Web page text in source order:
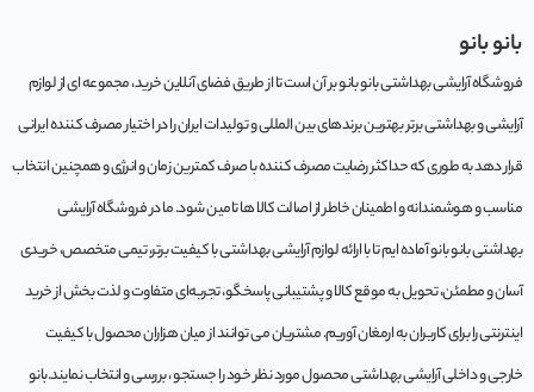
بانو بانو
فروشگاه آرایشی بهداشتی بانو بانو بر آن است تا از طریق فضای آنلاین خرید، مجموعه‌ ای از لوازم
آرایشی و بهداشتی برتر بهترین برندهای بین المللی و تولیدات ایران را در اختیار مصرف کننده ایرانی
قرار دهد به طوری که حداکثر رضایت مصرف کننده با صرف کمترین زمان و انرژی و همچنین انتخاب
مناسب و هوشمندانه و اطمینان خاطر از اصالت کالا ها تامین شود. ما در فروشگاه آرایشی
بهداشتی بانو بانو آماده ایم تا با ارائه لوازم آرایشی بهداشتی با کیفیت برتر، تیمی متخصص، خریدی
آسان و مطمئن، تحویل به موقع کالا و پشتیبانی پاسخگو، تجربه‌ای متفاوت و لذت بخش از خرید
اینترنتی را برای کاربران به ارمغان آوریم. مشتريان می توانند از ميان هزاران محصول با کيفيت
خارجی و داخلی آرایشی بهداشتی محصول مورد نظر خود را جستجو ، بررسی و انتخاب نمايند.بانو